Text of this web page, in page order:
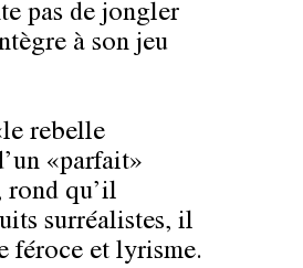
pas de jongler
à son jeu
rebelle
«parfait»
rond qu’il
surréalistes, il
féroce et lyrisme.